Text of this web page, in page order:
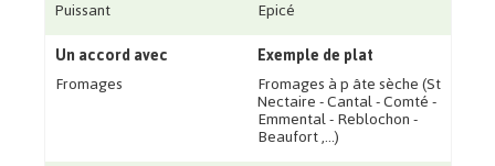
Puissant
Epicé
Un accord avec
Fromages
Exemple de plat
Fromages à p âte sèche (St
Nectaire - Cantal - Comté -
Emmental - Reblochon -
Beaufort ‚...)